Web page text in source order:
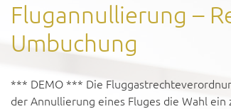
Flugannullierung –
Umbuchung
*** DEMO *** Die
der Annullierung eines Fluges die Wahl